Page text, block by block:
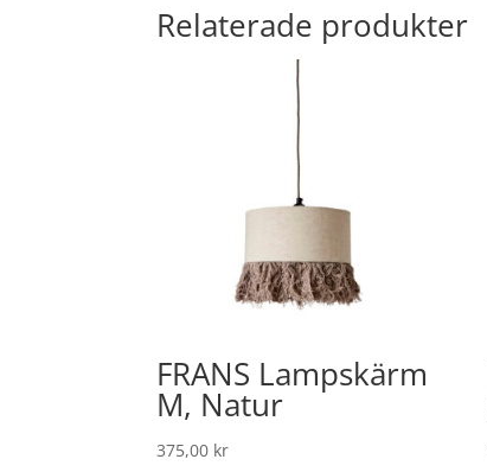
Relaterade produkter
FRANS Lampskärm
M, Natur
375,00 kr